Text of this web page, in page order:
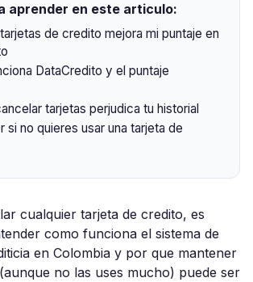
aprender en este articulo:
de credito mejora mi puntaje en
DataCredito y el puntaje
tarjetas perjudica tu historial
si no quieres usar una tarjeta de
cualquier tarjeta de credito, es
como funciona el sistema de
en Colombia y por que mantener
no las uses mucho) puede ser